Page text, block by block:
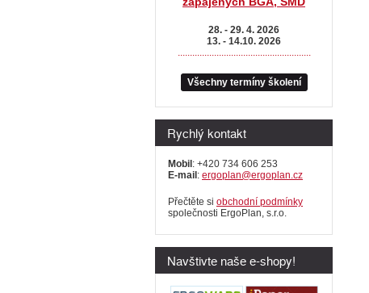
28. - 29. 4. 2026
13. - 14.10. 2026
Všechny termíny školení
Rychlý kontakt
Mobil: +420 734 606 253
E-mail: ergoplan@ergoplan.cz
Přečtěte si obchodní podmínky
společnosti ErgoPlan, s.r.o.
Navštivte naše e-shopy!